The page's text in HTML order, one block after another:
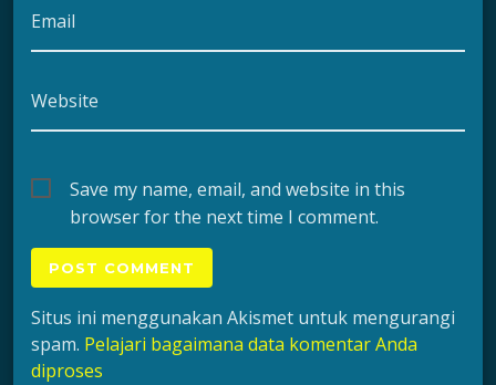
Email
Website
Save my name, email, and website in this
browser for the next time I comment.
Situs ini menggunakan Akismet untuk mengurangi
spam. Pelajari bagaimana data komentar Anda
diproses